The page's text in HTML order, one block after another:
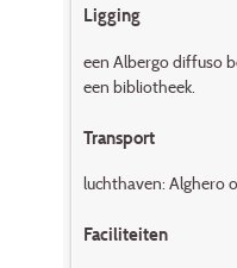
Ligging
een Albergo diffuso
een bibliotheek.
Transport
luchthaven: Alghero
Faciliteiten